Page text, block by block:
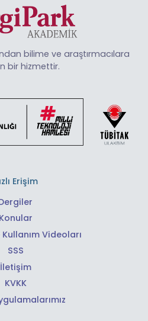
bilime ve araştırmacılara
bir hizmettir.
Erişim
Konular
Videoları
SSS
İletişim
KVKK